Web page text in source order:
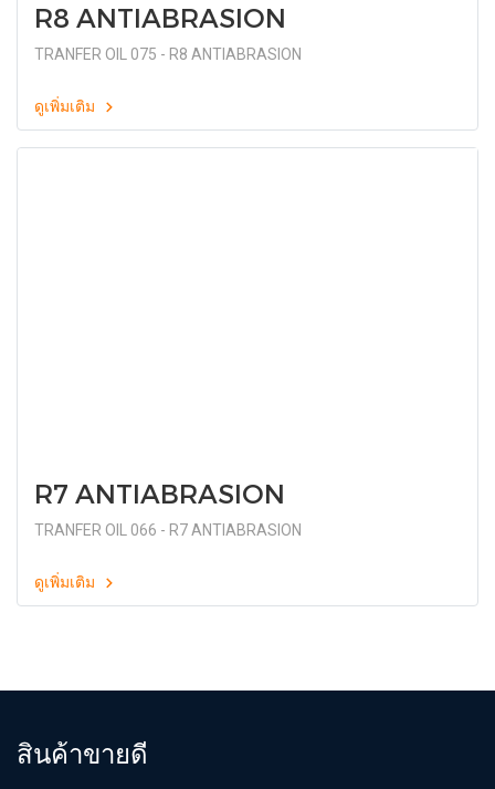
R8 ANTIABRASION
TRANFER OIL 075 - R8 ANTIABRASION
ดูเพิ่มเติม
R7 ANTIABRASION
TRANFER OIL 066 - R7 ANTIABRASION
ดูเพิ่มเติม
สินค้าขายดี